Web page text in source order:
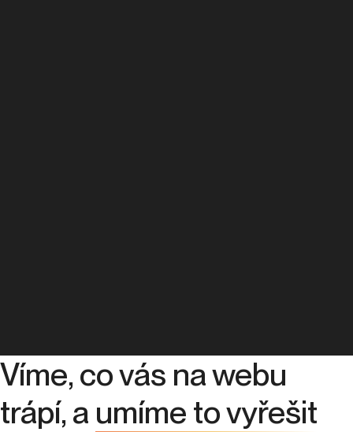
Víme, co vás na webu
trápí, a umíme to vyřešit